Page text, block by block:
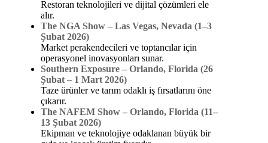
Restoran teknolojileri ve dijital çözümleri ele
alır.
The NGA Show – Las Vegas, Nevada (1–3
Şubat 2026)
Market perakendecileri ve toptancılar için
operasyonel inovasyonları sunar.
Southern Exposure – Orlando, Florida (26
Şubat – 1 Mart 2026)
Taze ürünler ve tarım odaklı iş fırsatlarını öne
çıkarır.
The NAFEM Show – Orlando, Florida (11–
13 Şubat 2026)
Ekipman ve teknolojiye odaklanan büyük bir